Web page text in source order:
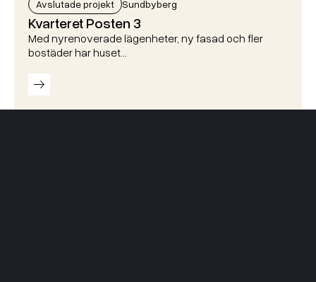
Avslutade projekt Sundbyberg
Kvarteret Posten 3
Med nyrenoverade lägenheter, ny fasad och fler
bostäder har huset…
Läs mer